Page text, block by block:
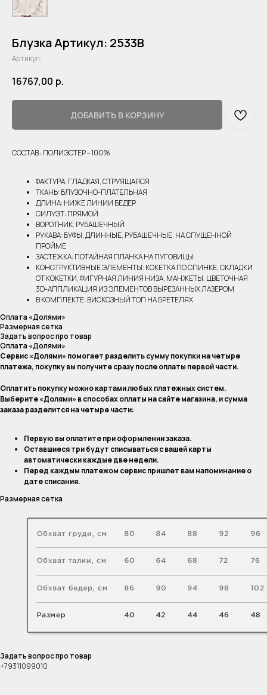
Блузка Артикул: 2533B
Артикул:
16767,00 р.
ДОБАВИТЬ В КОРЗИНУ
СОСТАВ : ПОЛИЭСТЕР - 100%
ФАКТУРА: ГЛАДКАЯ, СТРУЯЩАЯСЯ
ТКАНЬ: БЛУЗОЧНО-ПЛАТЕЛЬНАЯ
ДЛИНА: НИЖЕ ЛИНИИ БЕДЕР
СИЛУЭТ: ПРЯМОЙ
ВОРОТНИК: РУБАШЕЧНЫЙ
РУКАВА: БУФЫ, ДЛИННЫЕ, РУБАШЕЧНЫЕ, НА СПУЩЕННОЙ
ПРОЙМЕ
ЗАСТЕЖКА: ПОТАЙНАЯ ПЛАНКА НА ПУГОВИЦЫ
КОНСТРУКТИВНЫЕ ЭЛЕМЕНТЫ: КОКЕТКА ПО СПИНКЕ, СКЛАДКИ
ОТ КОКЕТКИ, ФИГУРНАЯ ЛИНИЯ НИЗА, МАНЖЕТЫ, ЦВЕТОЧНАЯ
3D-АППЛИКАЦИЯ ИЗ ЭЛЕМЕНТОВ ВЫРЕЗАННЫХ ЛАЗЕРОМ
В КОМПЛЕКТЕ: ВИСКОЗНЫЙ ТОП НА БРЕТЕЛЯХ
Оплата «Долями»
Размерная сетка
Задать вопрос про товар
Оплата «Долями»
Сервис «Долями» помогает разделить сумму покупки на четыре
платежа, покупку вы получите сразу после оплаты первой части.
Оплатить покупку можно картами любых платежных систем.
Выберите «Долями» в способах оплаты на сайте магазина, и сумма
заказа разделится на четыре части:
Первую вы оплатите при оформлении заказа.
Оставшиеся три будут списываться с вашей карты
автоматически каждые две недели.
Перед каждым платежом сервис пришлет вам напоминание о
дате списания.
Размерная сетка
Задать вопрос про товар
+79311099010